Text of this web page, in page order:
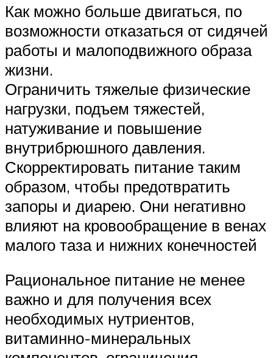
Как можно больше двигаться, по
возможности отказаться от сидячей
работы и малоподвижного образа
жизни.
Ограничить тяжелые физические
нагрузки, подъем тяжестей,
натуживание и повышение
внутрибрюшного давления.
Скорректировать питание таким
образом, чтобы предотвратить
запоры и диарею. Они негативно
влияют на кровообращение в венах
малого таза и нижних конечностей
Рациональное питание не менее
важно и для получения всех
необходимых нутриентов,
витаминно-минеральных